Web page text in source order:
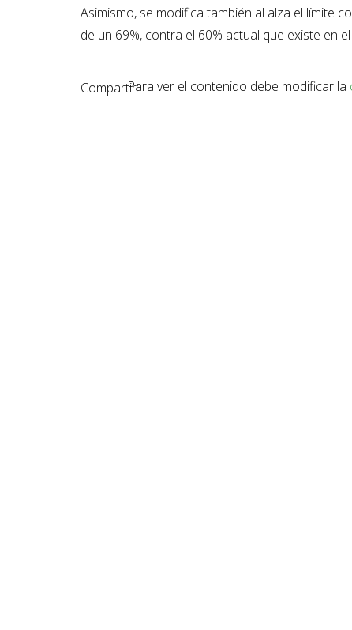
Asimismo, se modifica también al alza el límite
de un 69%, contra el 60% actual que existe en
Compartir:Para ver el contenido debe modificar la